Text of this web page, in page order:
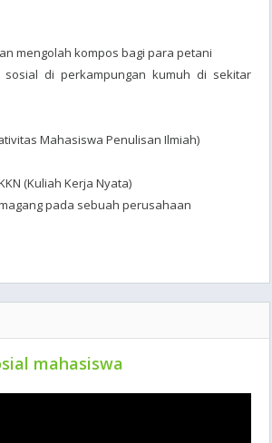
mengolah kompos bagi para petani
sosial di perkampungan kumuh di sekitar
Mahasiswa Penulisan Ilmiah)
(Kuliah Kerja Nyata)
pada sebuah perusahaan
mahasiswa